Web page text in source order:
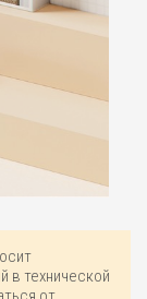
в технической